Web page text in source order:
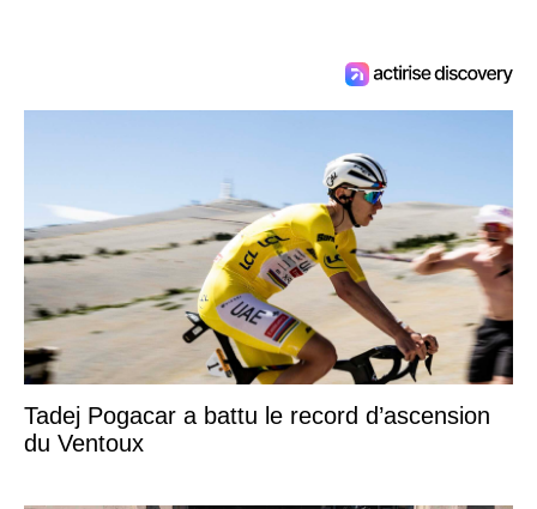
Tadej Pogacar a battu le record d’ascension
du Ventoux